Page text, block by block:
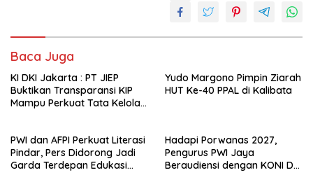
Baca Juga
KI DKI Jakarta : PT JIEP
Buktikan Transparansi KIP
Mampu Perkuat Tata Kelola
Yudo Margono Pimpin Ziarah
HUT Ke-40 PPAL di Kalibata
PWI dan AFPI Perkuat Literasi
Pindar, Pers Didorong Jadi
Garda Terdepan Edukasi
Hadapi Porwanas 2027,
Pengurus PWI Jaya
Beraudiensi dengan KONI DKI